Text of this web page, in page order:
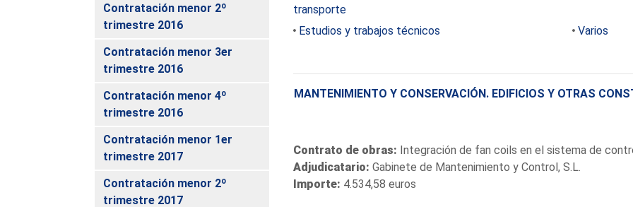
Contratación menor 2º
trimestre 2016
Contratación menor 3er
trimestre 2016
Contratación menor 4º
trimestre 2016
Contratación menor 1er
trimestre 2017
Contratación menor 2º
trimestre 2017
transporte
Estudios y trabajos técnicos Varios
MANTENIMIENTO Y CONSERVACIÓN. EDIFICIOS Y OTRAS
Contrato de obras: Integración de fan coils en el sistema de
Adjudicatario: Gabinete de Mantenimiento y Control, S.L.
Importe: 4.534,58 euros